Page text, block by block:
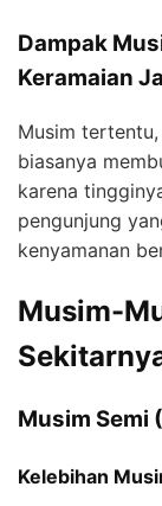
Dampak
Keramaian
Musim
biasanya
karena
pengunjung
kenyamanan
Musim-
Musim Semi
Kelebihan